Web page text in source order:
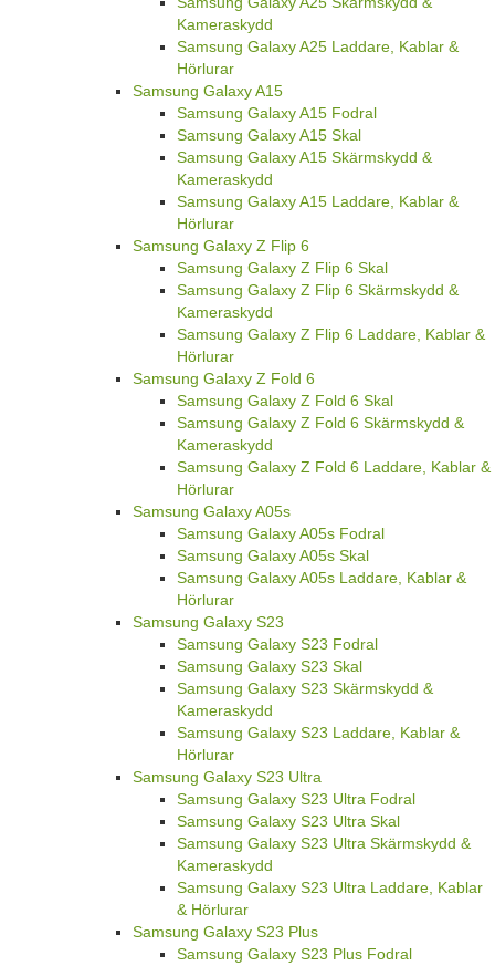
Kameraskydd
Samsung Galaxy A25 Laddare, Kablar &
Hörlurar
Samsung Galaxy A15
Samsung Galaxy A15 Fodral
Samsung Galaxy A15 Skal
Samsung Galaxy A15 Skärmskydd &
Kameraskydd
Samsung Galaxy A15 Laddare, Kablar &
Hörlurar
Samsung Galaxy Z Flip 6
Samsung Galaxy Z Flip 6 Skal
Samsung Galaxy Z Flip 6 Skärmskydd &
Kameraskydd
Samsung Galaxy Z Flip 6 Laddare, Kablar &
Hörlurar
Samsung Galaxy Z Fold 6
Samsung Galaxy Z Fold 6 Skal
Samsung Galaxy Z Fold 6 Skärmskydd &
Kameraskydd
Samsung Galaxy Z Fold 6 Laddare, Kablar &
Hörlurar
Samsung Galaxy A05s
Samsung Galaxy A05s Fodral
Samsung Galaxy A05s Skal
Samsung Galaxy A05s Laddare, Kablar &
Hörlurar
Samsung Galaxy S23
Samsung Galaxy S23 Fodral
Samsung Galaxy S23 Skal
Samsung Galaxy S23 Skärmskydd &
Kameraskydd
Samsung Galaxy S23 Laddare, Kablar &
Hörlurar
Samsung Galaxy S23 Ultra
Samsung Galaxy S23 Ultra Fodral
Samsung Galaxy S23 Ultra Skal
Samsung Galaxy S23 Ultra Skärmskydd &
Kameraskydd
Samsung Galaxy S23 Ultra Laddare, Kablar
& Hörlurar
Samsung Galaxy S23 Plus
Samsung Galaxy S23 Plus Fodral